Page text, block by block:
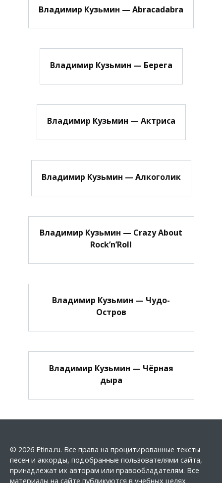
Владимир Кузьмин — Abracadabra
Владимир Кузьмин — Берега
Владимир Кузьмин — Актриса
Владимир Кузьмин — Алкоголик
Владимир Кузьмин — Crazy About
Rock’n’Roll
Владимир Кузьмин — Чудо-
Остров
Владимир Кузьмин — Чёрная
дыра
© 2026 Etina.ru. Все права на процитированные тексты
песен и аккорды, подобранные пользователями сайта,
принадлежат их авторам или правообладателям. Все
материалы на сайте публикуются в учебных целях